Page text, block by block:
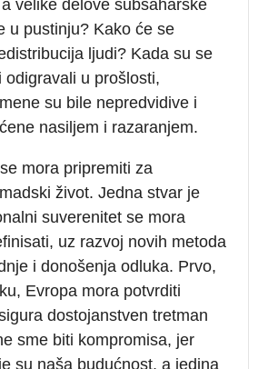
velike delove subsaharske
u pustinju? Kako će se
ljudi? Kada su se
odigravali u prošlosti,
su bile nepredvidive i
nasiljem i razaranjem.
mora pripremiti za
život. Jedna stvar je
suverenitet se mora
uz razvoj novih metoda
i donošenja odluka. Prvo,
Evropa mora potvrditi
dostojanstven tretman
sme biti kompromisa, jer
su naša budućnost, a jedina